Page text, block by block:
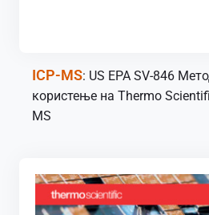
ICP-MS: US EPA SV-846
користење на Thermo
MS